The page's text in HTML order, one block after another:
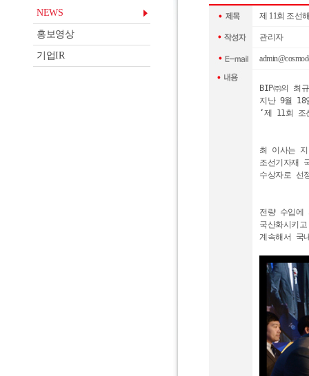
NEWS
홍보영상
기업IR
제 11회 조선
관리자
BIP㈜의 최
지난 9월 18
‘제 11회 조
최 이사는
조선기자재
수상자로 선
전량 수입에
국산화시키
계속해서 국